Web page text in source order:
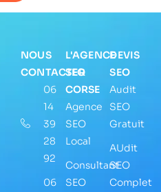
NOUS
CONTACTER
06
14
39
28
92
06
L'AGENCE
SEO
CORSE
Agence
SEO
Local
Consultant
SEO
DEVIS
SEO
Audit
SEO
Gratuit
AUdit
SEO
Complet